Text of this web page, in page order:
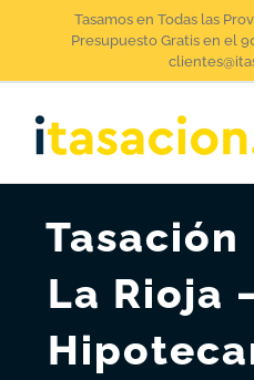
Tasamos en Todas las
Presupuesto Gratis en el
La Rioja